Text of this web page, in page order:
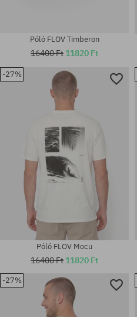
Elérhető méretek:
M; L; XL; XXL
Póló FLOV Timberon
16400 Ft 11820 Ft
-27%
Póló FLOV Mocu
16400 Ft 11820 Ft
-27%